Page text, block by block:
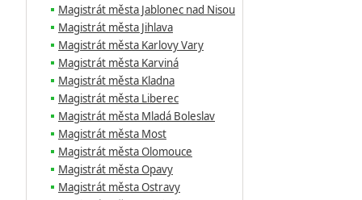
Magistrát města Jablonec nad Nisou
Magistrát města Jihlava
Magistrát města Karlovy Vary
Magistrát města Karviná
Magistrát města Kladna
Magistrát města Liberec
Magistrát města Mladá Boleslav
Magistrát města Most
Magistrát města Olomouce
Magistrát města Opavy
Magistrát města Ostravy